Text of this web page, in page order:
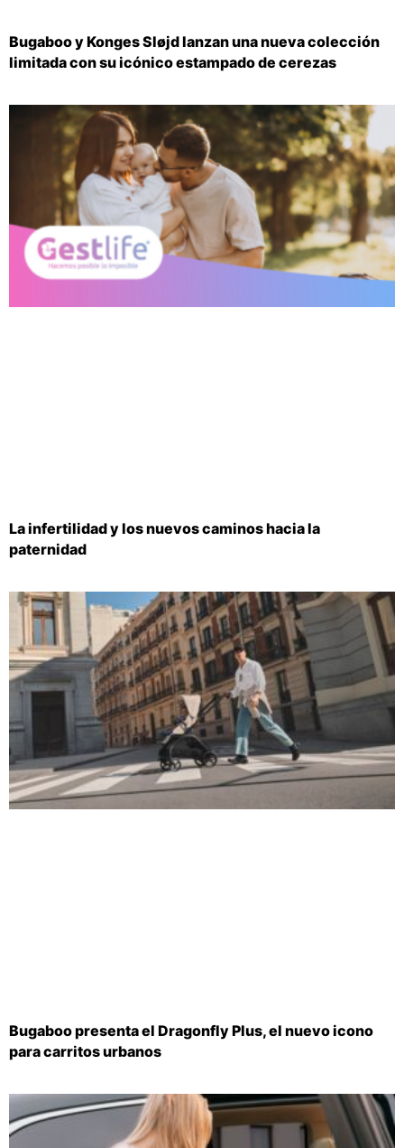
Bugaboo y Konges Sløjd lanzan una nueva colección
limitada con su icónico estampado de cerezas
La infertilidad y los nuevos caminos hacia la
paternidad
Bugaboo presenta el Dragonfly Plus, el nuevo icono
para carritos urbanos